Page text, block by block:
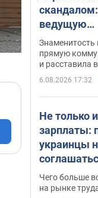
ведущую
захейтили
прямую
и расставила
6.08.2026 17:32
Не только
зарплаты:
украинцы
вакансии
Чего больше
на рынке